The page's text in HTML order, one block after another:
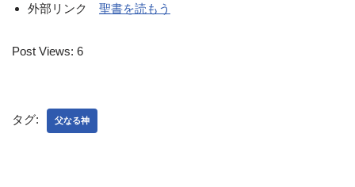
外部リンク 聖書を読もう
Post Views: 6
タグ: 父なる神